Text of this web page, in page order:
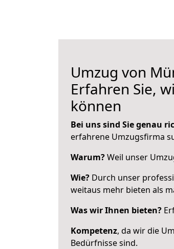
Umzug von
Erfahren Sie,
können
Bei uns sind Sie genau
erfahrene Umzugsfirma
Warum?Weil unser
Wie? Durch unser
weitaus mehr bieten als
Was wir Ihnen bieten?
Kompetenz, da wir die
Bedürfnisse sind.